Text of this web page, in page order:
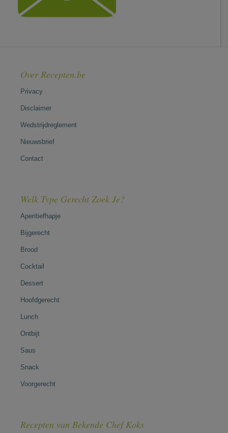
Over Recepten.be
Privacy
Disclaimer
Wedstrijdreglement
Nieuwsbrief
Contact
Welk Type Gerecht Zoek Je?
Aperitiefhapje
Bijgerecht
Brood
Cocktail
Dessert
Hoofdgerecht
Lunch
Ontbijt
Saus
Snack
Voorgerecht
Recepten van Bekende Chef Koks